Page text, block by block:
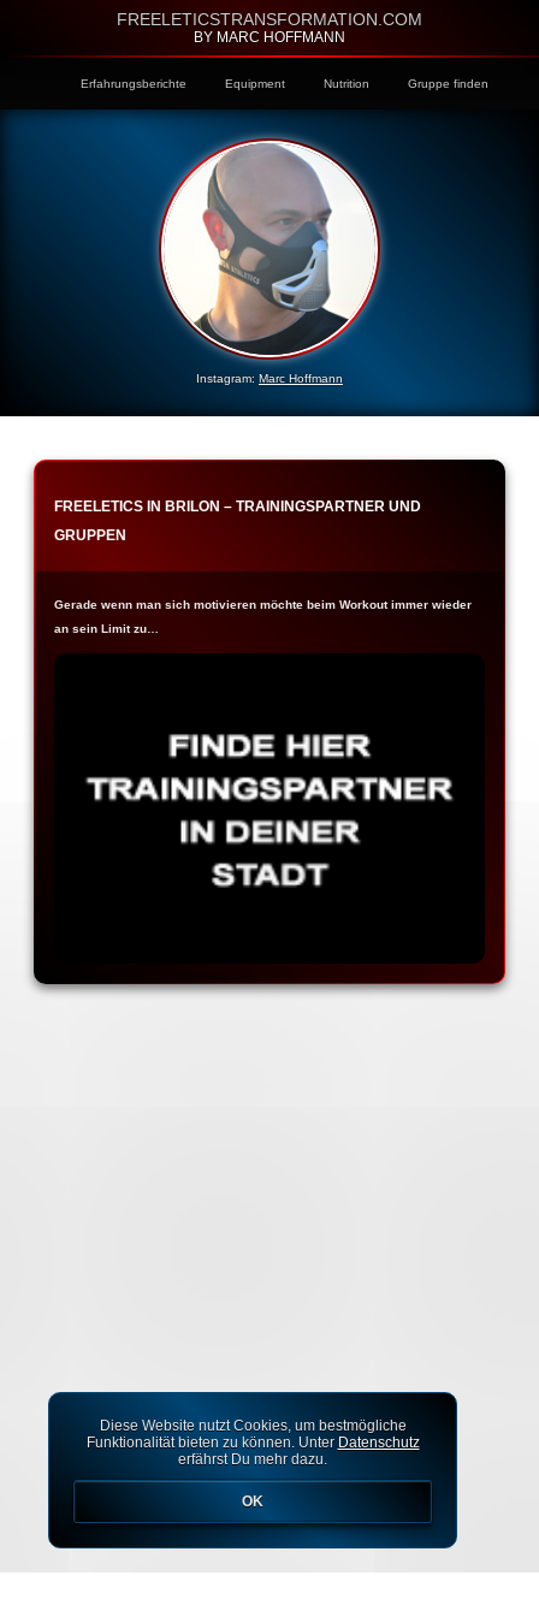
FREELETICSTRANSFORMATION.COM
BY MARC HOFFMANN
Erfahrungsberichte Equipment Nutrition Gruppe finden
Instagram: Marc Hoffmann
FREELETICS IN BRILON – TRAININGSPARTNER UND
GRUPPEN
Gerade wenn man sich motivieren möchte beim Workout immer wieder
an sein Limit zu…
Diese Website nutzt Cookies, um bestmögliche
Funktionalität bieten zu können. Unter Datenschutz
erfährst Du mehr dazu.
OK